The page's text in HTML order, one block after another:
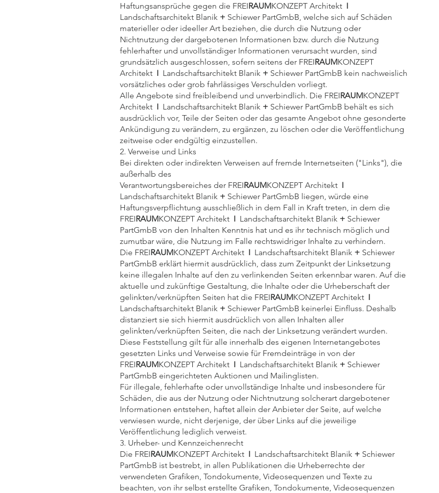
Haftungsansprüche gegen die FREIRAUMKONZEPT Architekt I
Landschaftsarchitekt Blanik + Schiewer PartGmbB, welche sich auf Schäden
materieller oder ideeller Art beziehen, die durch die Nutzung oder
Nichtnutzung der dargebotenen Informationen bzw. durch die Nutzung
fehlerhafter und unvollständiger Informationen verursacht wurden, sind
grundsätzlich ausgeschlossen, sofern seitens der FREIRAUMKONZEPT
Architekt I Landschaftsarchitekt Blanik + Schiewer PartGmbB kein nachweislich
vorsätzliches oder grob fahrlässiges Verschulden vorliegt.
Alle Angebote sind freibleibend und unverbindlich. Die FREIRAUMKONZEPT
Architekt I Landschaftsarchitekt Blanik + Schiewer PartGmbB behält es sich
ausdrücklich vor, Teile der Seiten oder das gesamte Angebot ohne gesonderte
Ankündigung zu verändern, zu ergänzen, zu löschen oder die Veröffentlichung
zeitweise oder endgültig einzustellen.
2. Verweise und Links
Bei direkten oder indirekten Verweisen auf fremde Internetseiten ("Links"), die
außerhalb des
Verantwortungsbereiches der FREIRAUMKONZEPT Architekt I
Landschaftsarchitekt Blanik + Schiewer PartGmbB liegen, würde eine
Haftungsverpflichtung ausschließlich in dem Fall in Kraft treten, in dem die
FREIRAUMKONZEPT Architekt I Landschaftsarchitekt Blanik + Schiewer
PartGmbB von den Inhalten Kenntnis hat und es ihr technisch möglich und
zumutbar wäre, die Nutzung im Falle rechtswidriger Inhalte zu verhindern.
Die FREIRAUMKONZEPT Architekt I Landschaftsarchitekt Blanik + Schiewer
PartGmbB erklärt hiermit ausdrücklich, dass zum Zeitpunkt der Linksetzung
keine illegalen Inhalte auf den zu verlinkenden Seiten erkennbar waren. Auf die
aktuelle und zukünftige Gestaltung, die Inhalte oder die Urheberschaft der
gelinkten/verknüpften Seiten hat die FREIRAUMKONZEPT Architekt I
Landschaftsarchitekt Blanik + Schiewer PartGmbB keinerlei Einfluss. Deshalb
distanziert sie sich hiermit ausdrücklich von allen Inhalten aller
gelinkten/verknüpften Seiten, die nach der Linksetzung verändert wurden.
Diese Feststellung gilt für alle innerhalb des eigenen Internetangebotes
gesetzten Links und Verweise sowie für Fremdeinträge in von der
FREIRAUMKONZEPT Architekt I Landschaftsarchitekt Blanik + Schiewer
PartGmbB eingerichteten Auktionen und Mailinglisten.
Für illegale, fehlerhafte oder unvollständige Inhalte und insbesondere für
Schäden, die aus der Nutzung oder Nichtnutzung solcherart dargebotener
Informationen entstehen, haftet allein der Anbieter der Seite, auf welche
verwiesen wurde, nicht derjenige, der über Links auf die jeweilige
Veröffentlichung lediglich verweist.
3. Urheber- und Kennzeichenrecht
Die FREIRAUMKONZEPT Architekt I Landschaftsarchitekt Blanik + Schiewer
PartGmbB ist bestrebt, in allen Publikationen die Urheberrechte der
verwendeten Grafiken, Tondokumente, Videosequenzen und Texte zu
beachten, von ihr selbst erstellte Grafiken, Tondokumente, Videosequenzen